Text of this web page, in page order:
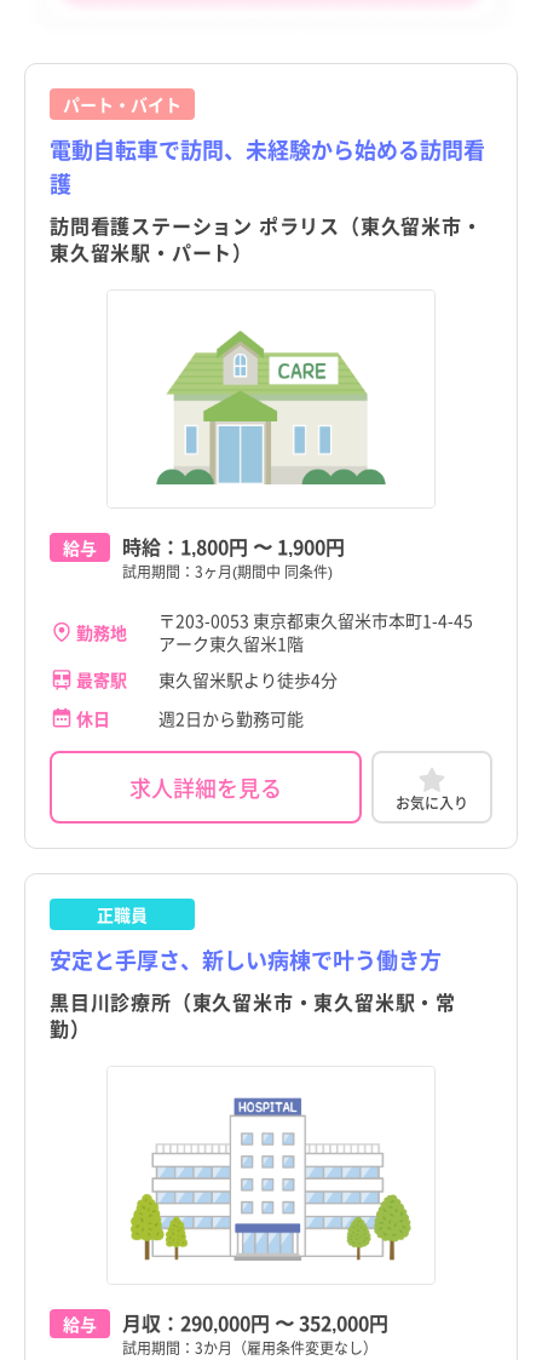
御蔵島村
八丈町
青ヶ島村
小笠原村
パート・バイト
電動自転車で訪問、未経験から始める訪問看
護
訪問看護ステーション ポラリス（東久留米市・
東久留米駅・パート）
給与 時給： 1,800円 〜 1,900円
試用期間：3ヶ月(期間中 同条件)
勤務地
〒203-0053 東京都東久留米市本町1-4-45
アーク東久留米1階
最寄駅
東久留米駅より徒歩4分
休日
週2日から勤務可能
求人詳細を見る お気に入り
正職員
安定と手厚さ、新しい病棟で叶う働き方
黒目川診療所（東久留米市・東久留米駅・常
勤）
給与 月収： 290,000円 〜352,000円
試用期間：3か月（雇用条件変更なし）
御蔵島村
八丈町
青ヶ島村
小笠原村